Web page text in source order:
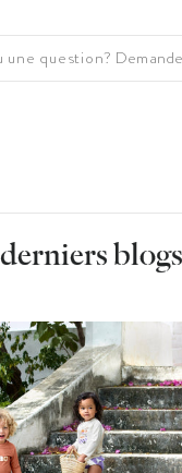
une question?
derniers blogs